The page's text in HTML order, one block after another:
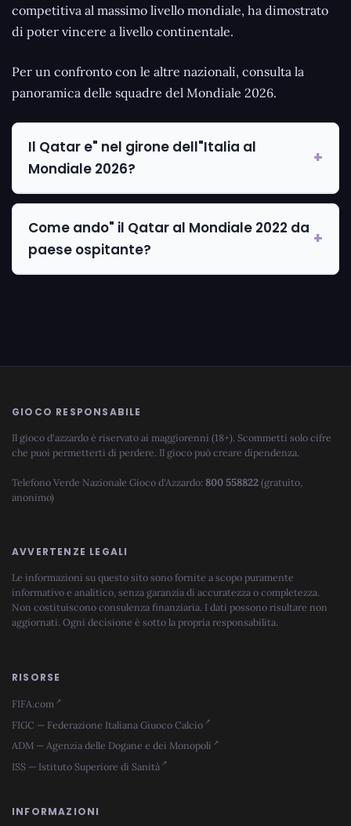
competitiva al massimo livello mondiale, ha dimostrato
di poter vincere a livello continentale.
Per un confronto con le altre nazionali, consulta la
panoramica delle squadre del Mondiale 2026.
Il Qatar e" nel girone dell"Italia al
Mondiale 2026?
Come ando" il Qatar al Mondiale 2022 da
paese ospitante?
GIOCO RESPONSABILE
Il gioco d'azzardo è riservato ai maggiorenni (18+). Scommetti solo cifre
che puoi permetterti di perdere. Il gioco può creare dipendenza.
Telefono Verde Nazionale Gioco d'Azzardo: 800 558822(gratuito,
anonimo)
AVVERTENZE LEGALI
Le informazioni su questo sito sono fornite a scopo puramente
informativo e analitico, senza garanzia di accuratezza o completezza.
Non costituiscono consulenza finanziaria. I dati possono risultare non
aggiornati. Ogni decisione è sotto la propria responsabilita.
RISORSE
FIFA.com
FIGC — Federazione Italiana Giuoco Calcio
ADM — Agenzia delle Dogane e dei Monopoli
ISS — Istituto Superiore di Sanità
INFORMAZIONI